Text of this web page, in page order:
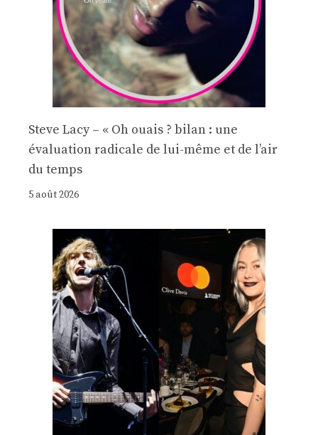
Steve Lacy – « Oh ouais ? bilan : une
évaluation radicale de lui-même et de l’air
du temps
5 août 2026